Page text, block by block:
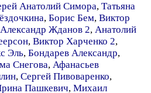
Анатолий Симора, Татьяна
, Борис Бем, Виктор
Александр Жданов 2, Анатолий
, Виктор Харченко 2,
Эль, Бондарев Александр,
Снегова, Афанасьев
, Сергей Пивоваренко,
Пашкевич, Михаил